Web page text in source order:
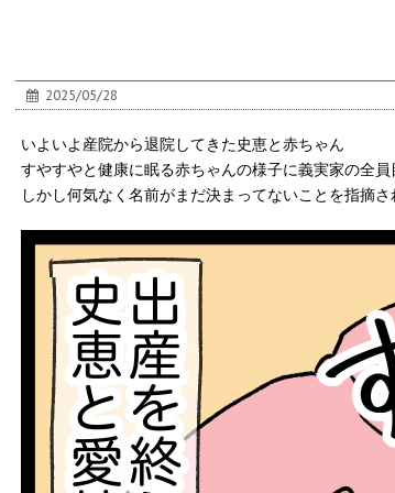
2025/05/28
いよいよ産院から退院してきた史恵と赤ちゃん
すやすやと健康に眠る赤ちゃんの様子に義実家の全
しかし何気なく名前がまだ決まってないことを指摘